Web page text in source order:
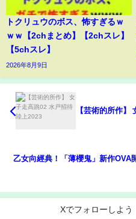
トクリュウのボス、怖すぎるｗ
ｗｗ【2chまとめ】【2chスレ】
【5chスレ】
2026年8月9日
乙女向經典！「薄櫻鬼」新作OVA
Xでフォローしよう